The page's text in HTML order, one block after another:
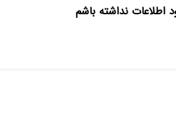
اطلاعات نداشته باشم